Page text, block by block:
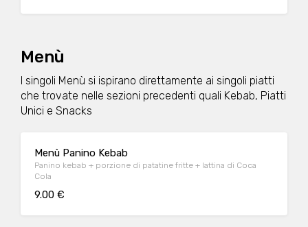
Menù
I singoli Menù si ispirano direttamente ai singoli piatti
che trovate nelle sezioni precedenti quali Kebab, Piatti
Unici e Snacks
Menù Panino Kebab
Panino kebab + porzione di patatine fritte + lattina di Coca
Cola
9.00 €